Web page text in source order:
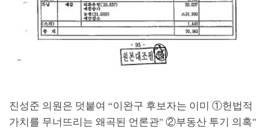
진성준 의원은 덧붙여 “이완구 후보자는 이미 ①헌법적
가치를 무너뜨리는 왜곡된 언론관" ②부동산 투기 의혹"